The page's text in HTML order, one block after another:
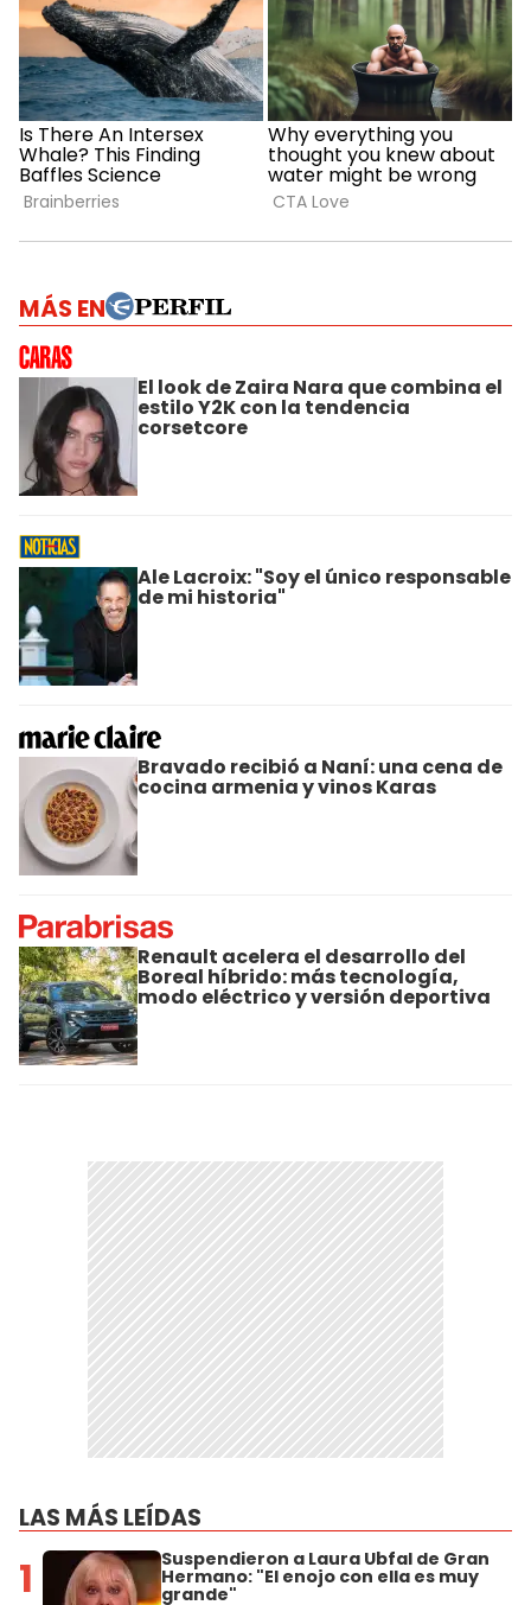
MÁS EN
El look de Zaira Nara que combina el
estilo Y2K con la tendencia
corsetcore
Ale Lacroix: "Soy el único responsable
de mi historia"
Bravado recibió a Naní: una cena de
cocina armenia y vinos Karas
Renault acelera el desarrollo del
Boreal híbrido: más tecnología,
modo eléctrico y versión deportiva
LAS MÁS LEÍDAS
1 Suspendieron a Laura Ubfal de Gran
Hermano: "El enojo con ella es muy
grande"